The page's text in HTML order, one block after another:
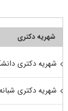
شهریه دکتری
شهریه دکتری
شهریه دکتری